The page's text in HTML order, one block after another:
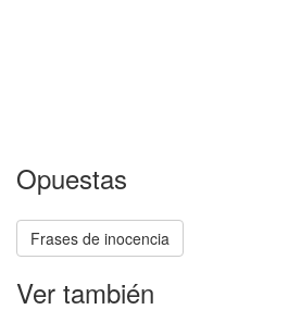
Opuestas
Frases de inocencia
Ver también